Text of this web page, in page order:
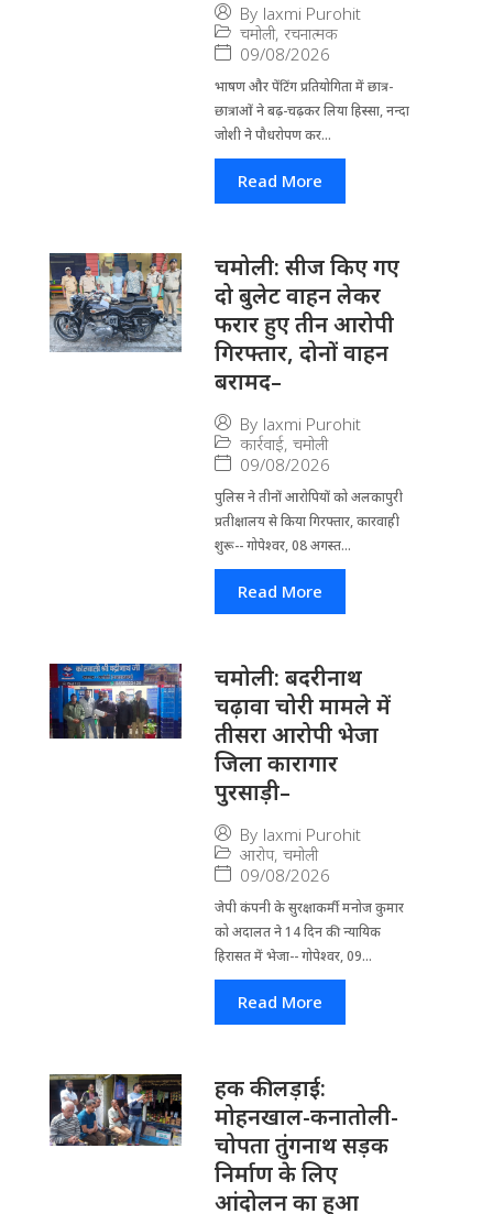
By laxmi Purohit
चमोली, रचनात्मक
09/08/2026
भाषण और पेंटिंग प्रतियोगिता में छात्र-
छात्राओं ने बढ़-चढ़कर लिया हिस्सा, नन्दा
जोशी ने पौधरोपण कर...
Read More
चमोली: सीज किए गए
दो बुलेट वाहन लेकर
फरार हुए तीन आरोपी
गिरफ्तार, दोनों वाहन
बरामद–
By laxmi Purohit
कार्रवाई, चमोली
09/08/2026
पुलिस ने तीनों आरोपियों को अलकापुरी
प्रतीक्षालय से किया गिरफ्तार, कारवाही
शुरू-- गोपेश्वर, 08 अगस्त...
Read More
चमोली: बदरीनाथ
चढ़ावा चोरी मामले में
तीसरा आरोपी भेजा
जिला कारागार
पुरसाड़ी–
By laxmi Purohit
आरोप, चमोली
09/08/2026
जेपी कंपनी के सुरक्षाकर्मी मनोज कुमार
को अदालत ने 14 दिन की न्यायिक
हिरासत में भेजा-- गोपेश्वर, 09...
Read More
हक की लड़ाई:
मोहनखाल-कनातोली-
चोपता तुंगनाथ सड़क
निर्माण के लिए
आंदोलन का हुआ